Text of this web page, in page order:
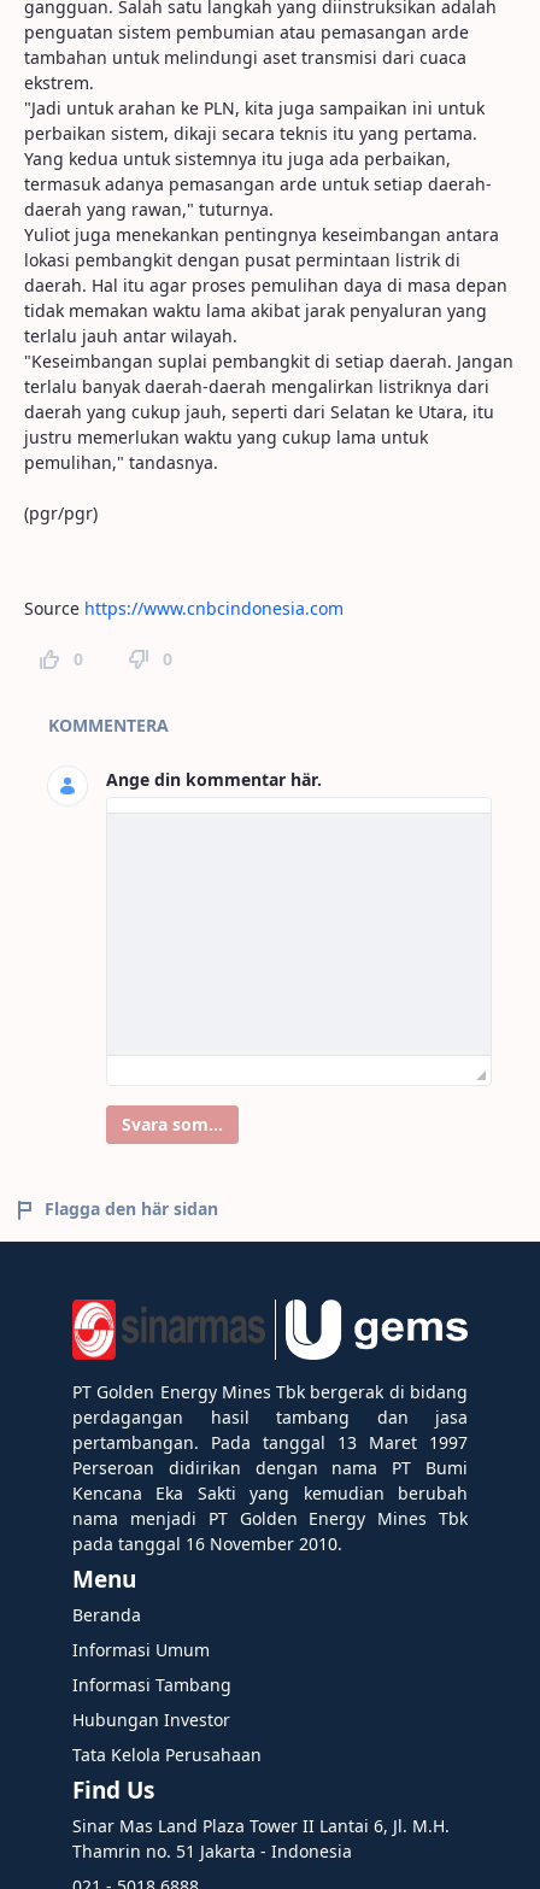
gangguan. Salah satu langkah yang diinstruksikan adalah
penguatan sistem pembumian atau pemasangan arde
tambahan untuk melindungi aset transmisi dari cuaca
ekstrem.
"Jadi untuk arahan ke PLN, kita juga sampaikan ini untuk
perbaikan sistem, dikaji secara teknis itu yang pertama.
Yang kedua untuk sistemnya itu juga ada perbaikan,
termasuk adanya pemasangan arde untuk setiap daerah-
daerah yang rawan," tuturnya.
Yuliot juga menekankan pentingnya keseimbangan antara
lokasi pembangkit dengan pusat permintaan listrik di
daerah. Hal itu agar proses pemulihan daya di masa depan
tidak memakan waktu lama akibat jarak penyaluran yang
terlalu jauh antar wilayah.
"Keseimbangan suplai pembangkit di setiap daerah. Jangan
terlalu banyak daerah-daerah mengalirkan listriknya dari
daerah yang cukup jauh, seperti dari Selatan ke Utara, itu
justru memerlukan waktu yang cukup lama untuk
pemulihan," tandasnya.
(pgr/pgr)
Source https://www.cnbcindonesia.com
0 0
Kommentarer
KOMMENTERA
Ange din kommentar här.
Svara som...
Flagga den här sidan
PT Golden Energy Mines Tbk bergerak di bidang
perdagangan hasil tambang dan jasa
pertambangan. Pada tanggal 13 Maret 1997
Perseroan didirikan dengan nama PT Bumi
Kencana Eka Sakti yang kemudian berubah
nama menjadi PT Golden Energy Mines Tbk
pada tanggal 16 November 2010.
Menu
Beranda
Informasi Umum
Informasi Tambang
Hubungan Investor
Tata Kelola Perusahaan
Find Us
Sinar Mas Land Plaza Tower II Lantai 6, Jl. M.H.
Thamrin no. 51 Jakarta - Indonesia